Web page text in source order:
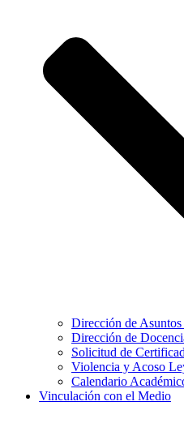
Dirección de
Dirección de
Solicitud de
Violencia y Acoso
Calendario
Vinculación con el Medio